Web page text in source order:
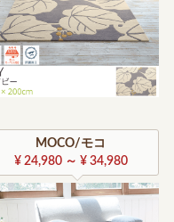
MOCO/モコ
¥ 24,980 ～ ¥ 34,980